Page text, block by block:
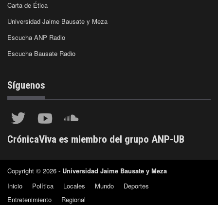
Carta de Ética
Universidad Jaime Bausate y Meza
Escucha ANP Radio
Escucha Bausate Radio
Síguenos
CrónicaViva es miembro del grupo ANP-UB
Copyright © 2026 - Universidad Jaime Bausate y Meza
Inicio
Política Locales Mundo
Deportes
Entretenimiento
Regional